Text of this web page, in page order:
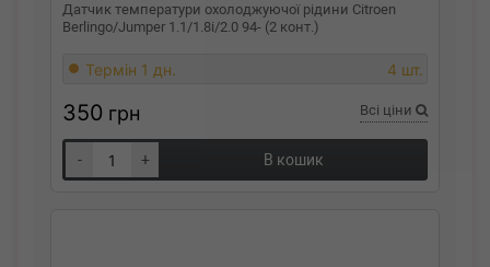
Датчик температури охолоджуючої рідини Citroen
Berlingo/Jumper 1.1/1.8i/2.0 94- (2 конт.)
Термін 1 дн. 4 шт.
350 грн Всі ціни
- + В кошик